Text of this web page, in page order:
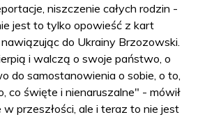
niszczenie całych rodzin -
jest to tylko opowieść z kart
do Ukrainy Brzozowski.
i walczą o swoje państwo, o
do samostanowienia o sobie, o to,
co święte i nienaruszalne" - mówił
w przeszłości, ale i teraz to nie jest